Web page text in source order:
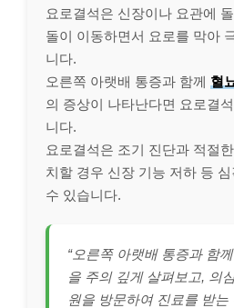
요로결석은 신장이나 요관에
돌이 이동하면서 요로를 막아
니다.
오른쪽 아랫배 통증과 함께 혈
의 증상이 나타난다면 요로결
니다.
요로결석은 조기 진단과 적절
치할 경우 신장 기능 저하 등
수 있습니다.
“오른쪽 아랫배 통증과 함
을 주의 깊게 살펴보고, 의
원을 방문하여 진료를 받는